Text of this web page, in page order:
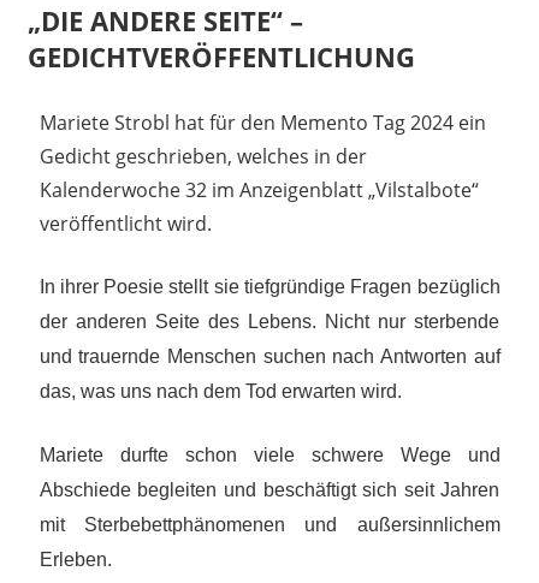
„DIE ANDERE SEITE“ –
GEDICHTVERÖFFENTLICHUNG
Mariete Strobl hat für den Memento Tag 2024 ein
Gedicht geschrieben, welches in der
Kalenderwoche 32 im Anzeigenblatt „Vilstalbote“
veröffentlicht wird.
In ihrer Poesie stellt sie tiefgründige Fragen bezüglich
der anderen Seite des Lebens. Nicht nur sterbende
und trauernde Menschen suchen nach Antworten auf
das, was uns nach dem Tod erwarten wird.
Mariete durfte schon viele schwere Wege und
Abschiede begleiten und beschäftigt sich seit Jahren
mit Sterbebettphänomenen und außersinnlichem
Erleben.